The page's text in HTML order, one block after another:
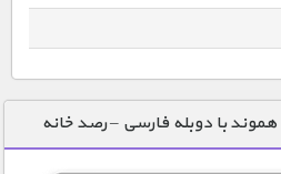
هموند با دوبله فارسی – رصد خانه